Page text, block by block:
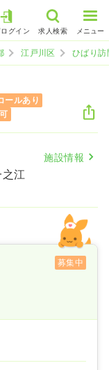
グイン 求人検索 メニュー
江戸川区 ひばり
ールあり
施設情報
江
募集中